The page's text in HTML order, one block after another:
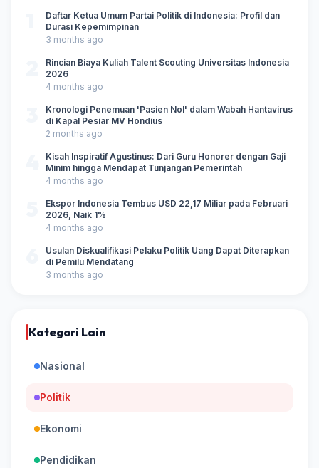
Daftar Ketua Umum Partai Politik di Indonesia: Profil dan
Durasi Kepemimpinan
3 months ago
Rincian Biaya Kuliah Talent Scouting Universitas Indonesia
2026
4 months ago
Kronologi Penemuan 'Pasien Nol' dalam Wabah Hantavirus
di Kapal Pesiar MV Hondius
2 months ago
Kisah Inspiratif Agustinus: Dari Guru Honorer dengan Gaji
Minim hingga Mendapat Tunjangan Pemerintah
4 months ago
Ekspor Indonesia Tembus USD 22,17 Miliar pada Februari
2026, Naik 1%
4 months ago
Usulan Diskualifikasi Pelaku Politik Uang Dapat Diterapkan
di Pemilu Mendatang
3 months ago
Kategori Lain
Nasional
Politik
Ekonomi
Pendidikan